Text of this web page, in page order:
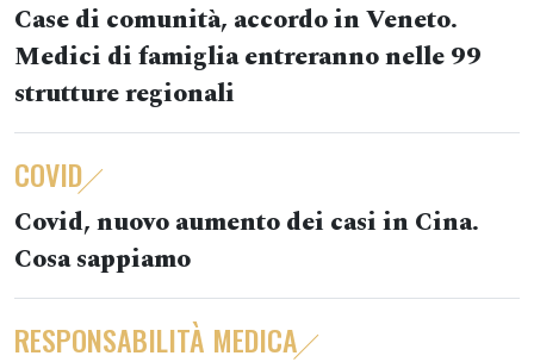
Case di comunità, accordo in Veneto.
Medici di famiglia entreranno nelle 99
strutture regionali
COVID
Covid, nuovo aumento dei casi in Cina.
Cosa sappiamo
RESPONSABILITÀ MEDICA